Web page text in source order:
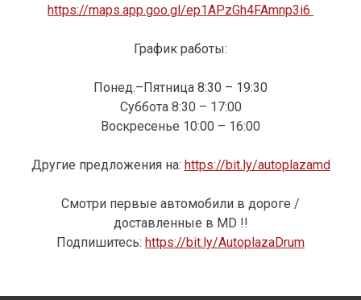
https://maps.app.goo.gl/ep1APzGh4FAmnp3i6
График работы:
Понед.–Пятница 8:30 – 19:30
Суббота 8:30 – 17:00
Воскресенье 10:00 – 16:00
Другие предложения на: https://bit.ly/autoplazamd
Смотри первые автомобили в дороге /
доставленные в MD !!
Подпишитесь: https://bit.ly/AutoplazaDrum